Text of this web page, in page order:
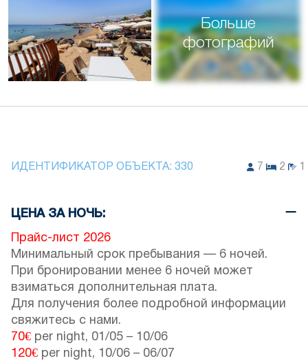
Больше
фотографий
ИДЕНТИФИКАТОР ОБЪЕКТА: 330 7 2 1
ЦЕНА ЗА НОЧЬ:
Прайс-лист 2026
Минимальный срок пребывания — 6 ночей.
При бронировании менее 6 ночей может
взиматься дополнительная плата.
Для получения более подробной информации
свяжитесь с нами.
70€ per night, 01/05 – 10/06
120€ per night, 10/06 – 06/07